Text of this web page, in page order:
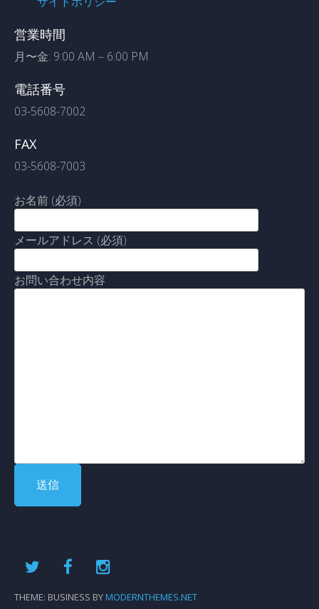
営業時間
月〜金: 9:00 AM – 6:00 PM
電話番号
03-5608-7002
FAX
03-5608-7003
お名前 (必須)
メールアドレス (必須)
お問い合わせ内容
THEME: BUSINESS BYMODERNTHEMES.NET